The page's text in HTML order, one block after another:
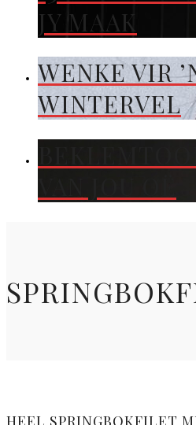
JY MAAK
WENKE VIR
WINTERVEL
HEEL SPRINGBOKFILET